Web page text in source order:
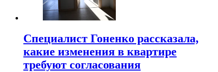
Специалист Гоненко рассказала,
какие изменения в квартире
требуют согласования